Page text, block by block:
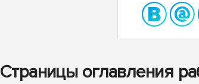
Страницы оглавления